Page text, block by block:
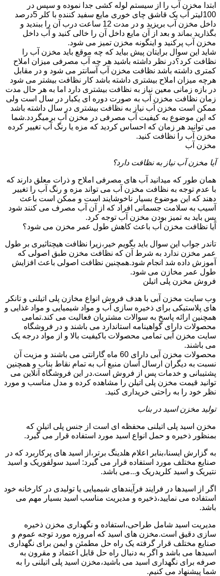
ابتدا مخزن آب را از سیستم لوله کشی جدا نموده و سپس در
100لیتر آب یک قاشق چای خوری مایع سفید کننده با کلر 5درصد
داخل مخزن آب بریزید و در مدت 12 ساعت درب آن را ببندید و
بگذارید بماند و بعد از آن مایع داخل آن را خالی کنید و آب داخل
مخزن آب پرکنید و اینگونه مخزن تمیز می شود.
شاید این سوال برایتان پیش بیاید که چه موقع باید مخزن آب را
نظافت کرد؟در نظر داشته باشید هر چه آب مصرفی میزان املاح
کمتری داشته باشد نظافت مخزن آب آسانتر می شود و در مقابل
هرچه میزان املاح بیشتری داشته باشد کار نظافت بیشتر می شود
در بازه زمانی معین نیاز به نظافت بیشتری دارد اما به هر حال مدت
زمان نظافت مخزن آب به صورت دوره ای یکبار در سال است ولی
ممکن است مخزن آب نیاز به نظافت بیشتری در سال داشته باشد
که این موضوع به کیفیت آب مصرفی در مخزن آب برمیگردد.شما
می توانید هر زمان که احساس کردید که مزه یا رنگ آب تغییر کرده
مخزن آب را نظافت کنید.
مخزن آب
آیا مخزن آب نیاز به نظافت دارد؟
همان طور که میدانید آب های مصرفی املاح و ذرات معلق دارند که
با عدم توجه به نظافت مخزن آب می تواند مزه و رنگ آب را تغییر
دهند که این موضوع بسیار ناخوشایند است و ممکن است باعث
آسیب به سلامت جسمانی افراد که از آن آب مصرف می کنند شود
پس باید به تمیز بودن مخزن آب توجه کرد.
آیا نظافت مخزن آب باعث کاهش طول عمر مخزن می شود؟
تاندر جواب این سوال باید بگویم خیر،زیرا نظافت هیچتاثیری بر طول
عمر مخزن ندارد به شرط آن که نظافت مخزن طبق اصولی که
آموزش داده شد انجام شود.همچنین نظافت اصولی باعث افزایش
طول عمر مخازن می شود.
فروش مخزن پلی اتیلن
وب سایت مخزن آبی با هدف فروش انواع مخازن پلی اتیلنی و تانکر
های پلاستیکی برای ذخیره سازی آب و مواد شیمیایی و مواد غذایی و
همچنین ارائه پاسخ به سوالات مشتریان فعالیت می کند.تمامی
محصولات دارای گواهینامه استاندارد می باشند و در فروشگاه
سایت مخزن آبی تمامی محصولات باکیفیت بالا و از مواد درجه یک
می باشند.
محصولات مخزن آبی دارای 60 ماه گارانتی می باشند و مزیت آن
نسبت به دیگران ارسال آسان منبع آب به تمام نقاط بناب و همچنین
پشتیبانی و خدمات پس از فروش است.در این فروشگاه آنلاین می
توانید قیمت مخزن پلی اتیلن را مشاهده کرده و مدل مناسب و مورد
نظر خود را به راحتی خریداری کنید.
تولید مخزن اسید در بناب
مخزن اسید پلی اتیلنی محفظه ای است از جنس پلی اتیلن که
بمنظور ذخیره و حمل انواع اسید مورد استفاده قرار می گیرد.
به گزارش ایسنا،بنابر اعلام هلدینگ برتر،از اسید های پرکاربرد که در
صنایع مختلف مورد استفاده قرار می گیرد: اسید سولفوریک و اسید
نتیریک و اسید کلریدریک و...می باشد.
اگر از اسیدها در فرایند فرآیندهای شیمیایی یا تولیدی در کارخانه خود
استفاده می نمایید،ذخیره و مدیریت مناسب اسید بسیار مهم می
باشد.
مدیریت اسید شامل طراحی،استفاده و نگهداری مخزن ذخیره
سازی دقیق است.مخزن های اسید که امروزه مورد توجه عموم و
صنایع مختلف قرار گرفته یک راه حل مطمئن و ایمن برای نگهداری
اسیدها می باشد و اگر به دنبال راه حل قابل اعتماد و مقرون به
صرفه برای نگهداری اسید می باشید،مخزن اسید پلی اتیلنی را به
شما پیشنهاد می کنیم.